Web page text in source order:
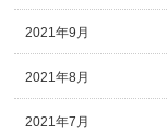
2021年9月
2021年8月
2021年7月